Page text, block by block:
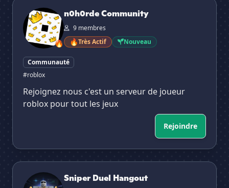
n0h0rde Community
🔥
n0h0rde Community
9 membres
🔥Très Actif Nouveau
Communauté
#roblox
Rejoignez nous c'est un serveur de joueur
roblox pour tout les jeux
Rejoindre
Sniper Duel Hangout
Sniper Duel Hangout